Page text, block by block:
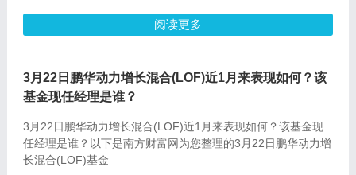
阅读更多
3月22日鹏华动力增长混合(LOF)近1月来表现如何？该
基金现任经理是谁？
3月22日鹏华动力增长混合(LOF)近1月来表现如何？该基金现
任经理是谁？以下是南方财富网为您整理的3月22日鹏华动力增
长混合(LOF)基金